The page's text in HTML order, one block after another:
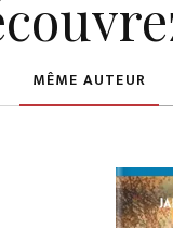
MÊME AUTEUR